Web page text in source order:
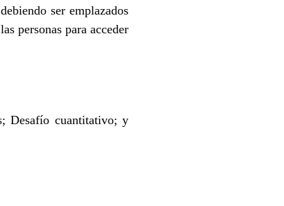
ser emplazados
personas para acceder
Desafío cuantitativo; y